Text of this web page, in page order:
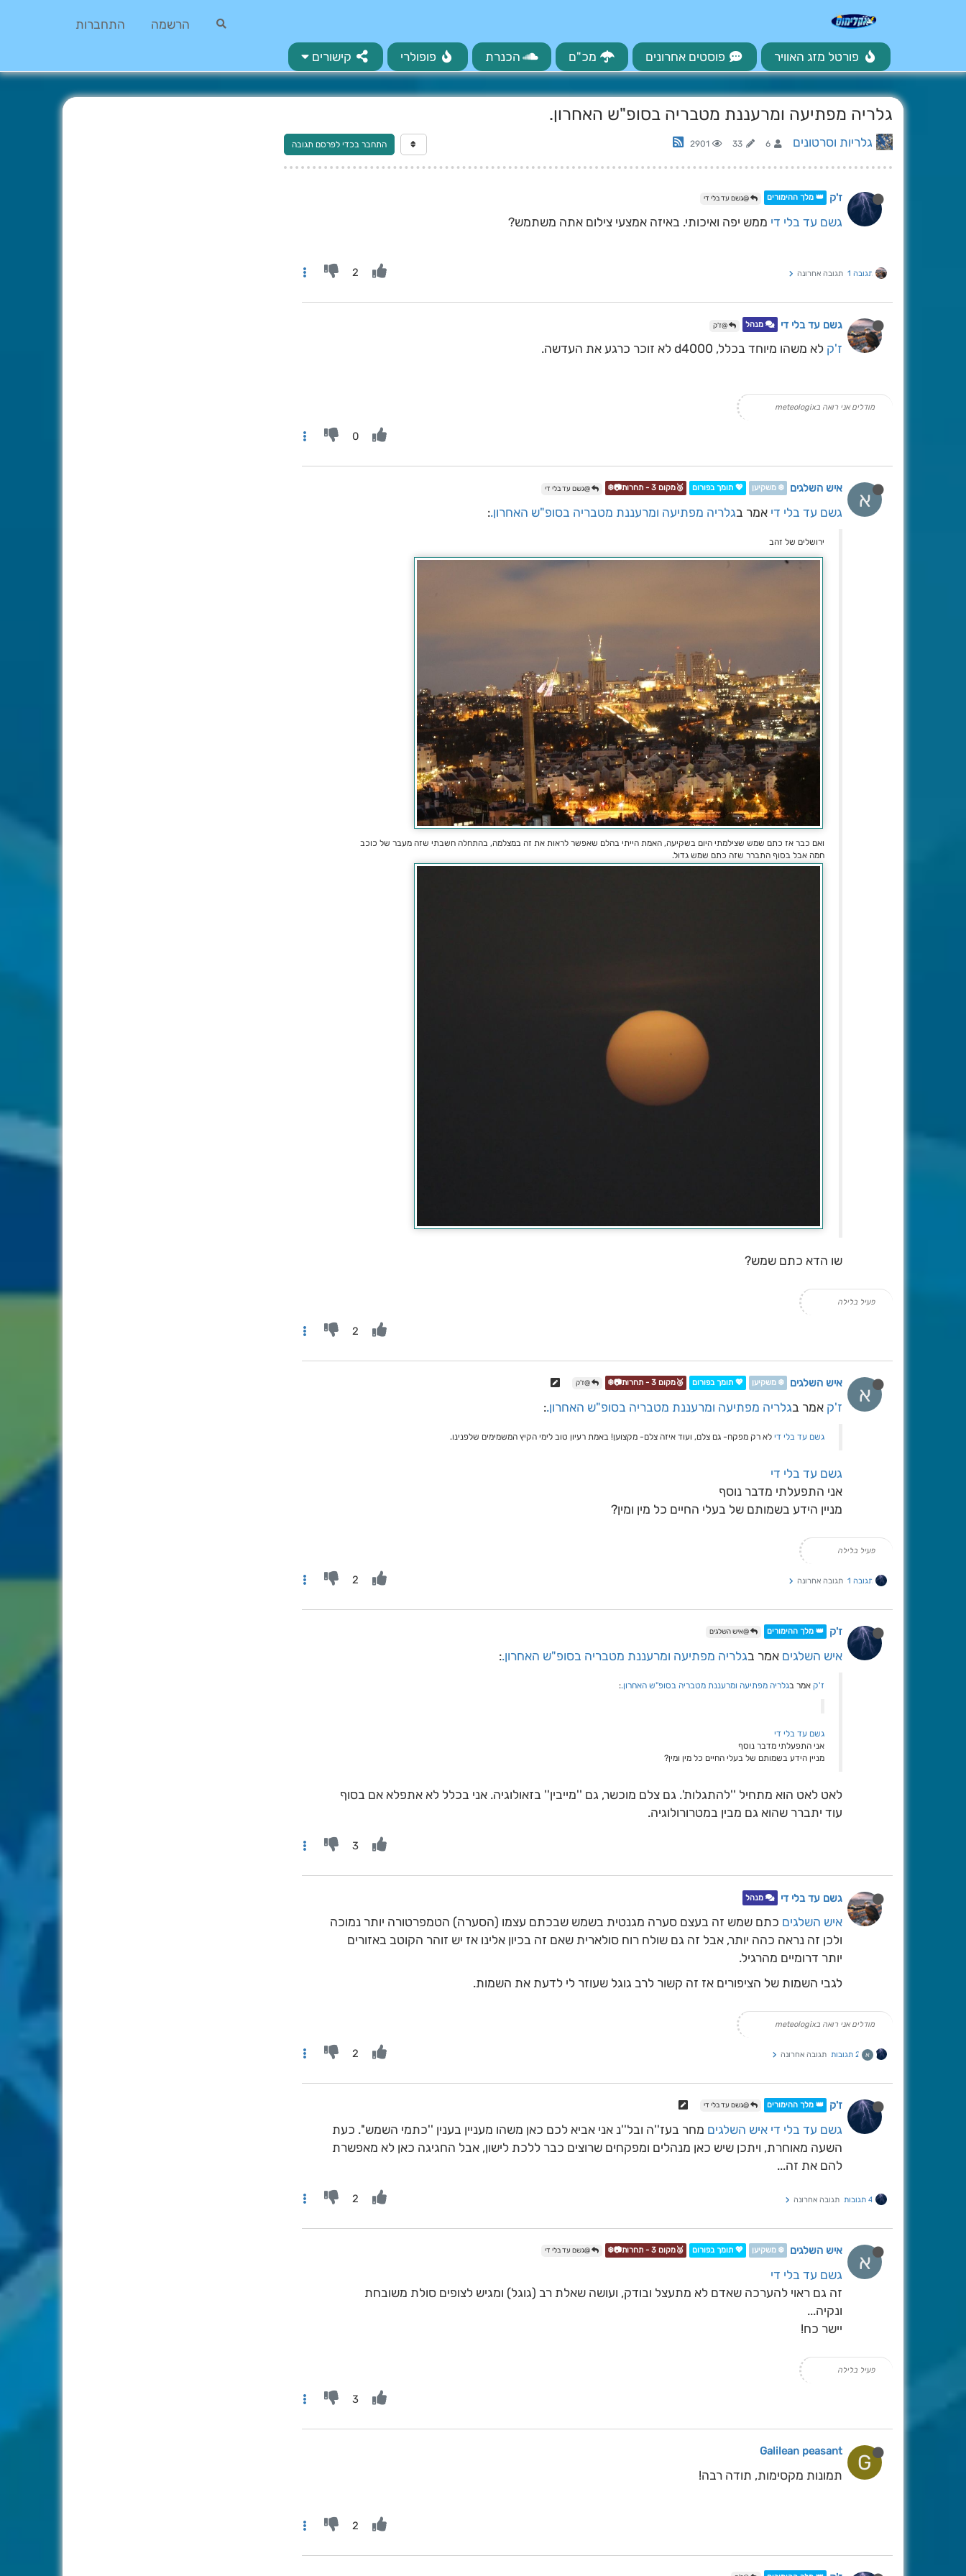
הרשמה התחברות
פורטל מזג האוויר פוסטים אחרונים מכ"ם הכנרת פופולרי קישורים
גלריה מפתיעה ומרעננת מטבריה בסופ"ש האחרון.
גלריות וסרטונים 6
33
2901 התחבר בכדי לפרסם תגובה
ז'ק 👑 מלך ההימורים @גשם עד בלי די
גשם עד בלי די ממש יפה ואיכותי. באיזה אמצעי צילום אתה משתמש?
תגובה 1 תגובה אחרונה 2
גשם עד בלי די מנהל @ז'ק
ז'ק לא משהו מיוחד בכלל, d4000 לא זוכר כרגע את העדשה.
מודלים אני רואה בmeteologix
0
א איש השלגים ❄️ משקיען 💖 תומך בפורום 🥉מקום 3 - תחרות📷❄️ @גשם עד בלי די
גשם עד בלי די אמר בגלריה מפתיעה ומרעננת מטבריה בסופ"ש האחרון.:
ירושלים של זהב
ואם כבר אז כתם שמש שצילמתי היום בשקיעה, האמת הייתי בהלם שאפשר לראות את זה במצלמה, בהתחלה חשבתי שזה מעבר של כוכב
חמה אבל בסוף התברר שזה כתם שמש גדול.
שו הדא כתם שמש?
פעיל בלילה
2
א איש השלגים ❄️ משקיען 💖 תומך בפורום 🥉מקום 3 - תחרות📷❄️ @ז'ק
ז'ק אמר בגלריה מפתיעה ומרעננת מטבריה בסופ"ש האחרון.:
גשם עד בלי די לא רק מפקח- גם צלם, ועוד איזה צלם- מקצוען! באמת רעיון טוב לימי הקיץ המשמימים שלפנינו.
גשם עד בלי די
אני התפעלתי מדבר נוסף
מניין הידע בשמותם של בעלי החיים כל מין ומין?
פעיל בלילה
תגובה 1 תגובה אחרונה 2
ז'ק 👑 מלך ההימורים @איש השלגים
איש השלגים אמר בגלריה מפתיעה ומרעננת מטבריה בסופ"ש האחרון.:
ז'ק אמר בגלריה מפתיעה ומרעננת מטבריה בסופ"ש האחרון.:
גשם עד בלי די
אני התפעלתי מדבר נוסף
מניין הידע בשמותם של בעלי החיים כל מין ומין?
לאט לאט הוא מתחיל ''להתגלות'. גם צלם מוכשר, גם ''מייבין'' בזאולוגיה. אני בכלל לא אתפלא אם בסוף
עוד יתברר שהוא גם מבין במטרורולוגיה.
3
גשם עד בלי די מנהל
איש השלגים כתם שמש זה בעצם סערה מגנטית בשמש שבכתם עצמו (הסערה) הטמפרטורה יותר נמוכה
ולכן זה נראה כהה יותר, אבל זה גם שולח רוח סולארית שאם זה בכיון אלינו אז יש זוהר הקוטב באזורים
יותר דרומיים מהרגיל.
לגבי השמות של הציפורים אז זה קשור לרב גוגל שעוזר לי לדעת את השמות.
מודלים אני רואה בmeteologix
א 2 תגובות תגובה אחרונה 2
ז'ק 👑 מלך ההימורים @גשם עד בלי די
גשם עד בלי די איש השלגים מחר בעז''ה ובל''נ אני אביא לכם כאן משהו מעניין בענין ''כתמי השמש''. כעת
השעה מאוחרת, ויתכן שיש כאן מנהלים ומפקחים שרוצים כבר ללכת לישון, אבל החגיגה כאן לא מאפשרת
להם את זה...
4 תגובות תגובה אחרונה 2
א איש השלגים ❄️ משקיען 💖 תומך בפורום 🥉מקום 3 - תחרות📷❄️ @גשם עד בלי די
גשם עד בלי די
זה גם ראוי להערכה שאדם לא מתעצל ובודק, ועושה שאלת רב (גוגל) ומגיש לצופים סולת משובחת
ונקיה...
יישר כח!
פעיל בלילה
3
G
Galilean peasant
תמונות מקסימות, תודה רבה!
2